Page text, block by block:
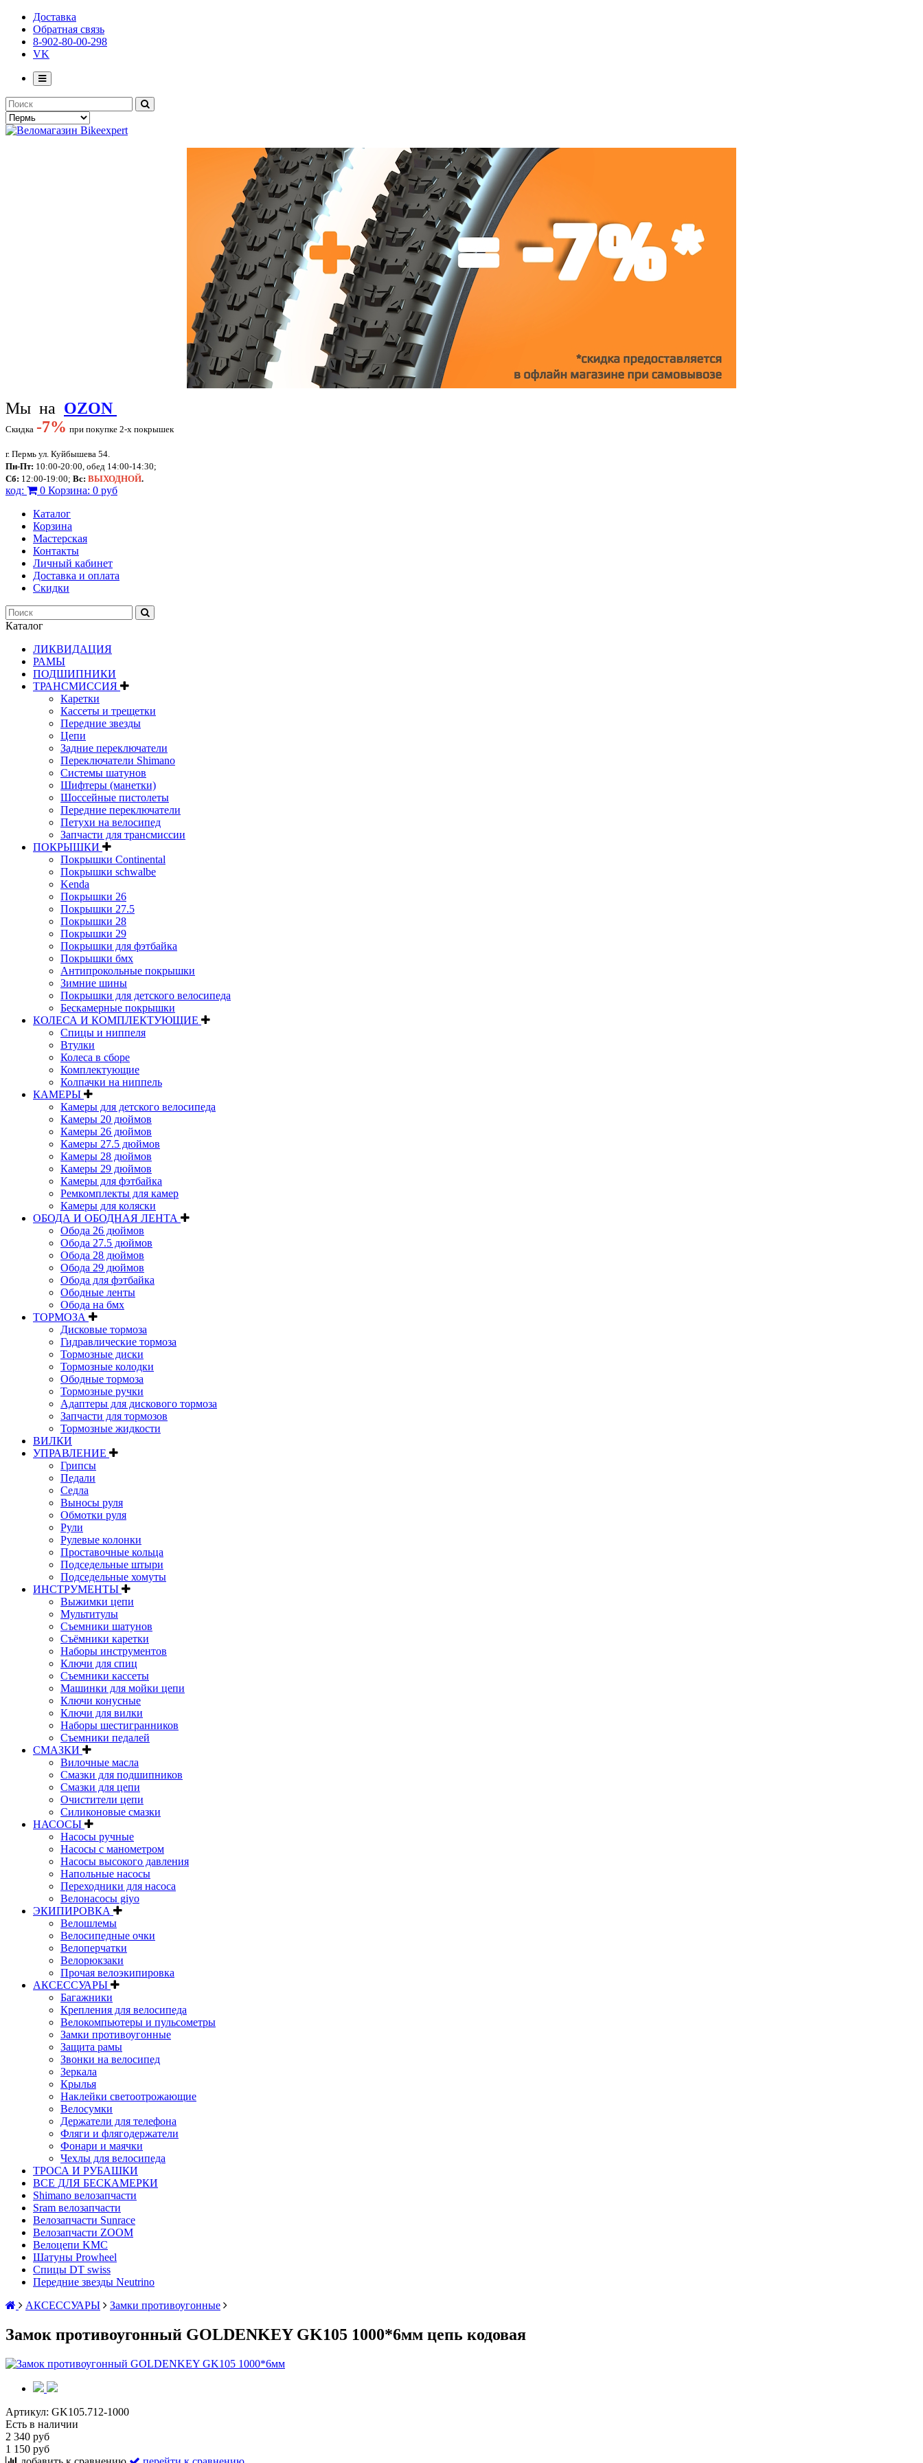
Доставка
Обратная связь
8-902-80-00-298
VK
Мы на OZON
Скидка -7% при покупке 2-х покрышек
г. Пермь ул. Куйбышева 54.
Пн-Пт: 10:00-20:00, обед 14:00-14:30;
Сб: 12:00-19:00; Вс: ВЫХОДНОЙ.
код: 0 Корзина: 0 руб
Каталог
Корзина
Мастерская
Контакты
Личный кабинет
Доставка и оплата
Скидки
Каталог
ЛИКВИДАЦИЯ
РАМЫ
ПОДШИПНИКИ
ТРАНСМИССИЯ
Каретки
Кассеты и трещетки
Передние звезды
Цепи
Задние переключатели
Переключатели Shimano
Системы шатунов
Шифтеры (манетки)
Шоссейные пистолеты
Передние переключатели
Петухи на велосипед
Запчасти для трансмиссии
ПОКРЫШКИ
Покрышки Continental
Покрышки schwalbe
Kenda
Покрышки 26
Покрышки 27.5
Покрышки 28
Покрышки 29
Покрышки для фэтбайка
Покрышки бмх
Антипрокольные покрышки
Зимние шины
Покрышки для детского велосипеда
Бескамерные покрышки
КОЛЕСА И КОМПЛЕКТУЮЩИЕ
Спицы и ниппеля
Втулки
Колеса в сборе
Комплектующие
Колпачки на ниппель
КАМЕРЫ
Камеры для детского велосипеда
Камеры 20 дюймов
Камеры 26 дюймов
Камеры 27.5 дюймов
Камеры 28 дюймов
Камеры 29 дюймов
Камеры для фэтбайка
Ремкомплекты для камер
Камеры для коляски
ОБОДА И ОБОДНАЯ ЛЕНТА
Обода 26 дюймов
Обода 27.5 дюймов
Обода 28 дюймов
Обода 29 дюймов
Обода для фэтбайка
Ободные ленты
Обода на бмх
ТОРМОЗА
Дисковые тормоза
Гидравлические тормоза
Тормозные диски
Тормозные колодки
Ободные тормоза
Тормозные ручки
Адаптеры для дискового тормоза
Запчасти для тормозов
Тормозные жидкости
ВИЛКИ
УПРАВЛЕНИЕ
Грипсы
Педали
Седла
Выносы руля
Обмотки руля
Рули
Рулевые колонки
Проставочные кольца
Подседельные штыри
Подседельные хомуты
ИНСТРУМЕНТЫ
Выжимки цепи
Мультитулы
Съемники шатунов
Съёмники каретки
Наборы инструментов
Ключи для спиц
Съемники кассеты
Машинки для мойки цепи
Ключи конусные
Ключи для вилки
Наборы шестигранников
Съемники педалей
СМАЗКИ
Вилочные масла
Смазки для подшипников
Смазки для цепи
Очистители цепи
Силиконовые смазки
НАСОСЫ
Насосы ручные
Насосы с манометром
Насосы высокого давления
Напольные насосы
Переходники для насоса
Велонасосы giyo
ЭКИПИРОВКА
Велошлемы
Велосипедные очки
Велоперчатки
Велорюкзаки
Прочая велоэкипировка
АКСЕССУАРЫ
Багажники
Крепления для велосипеда
Велокомпьютеры и пульсометры
Замки противоугонные
Защита рамы
Звонки на велосипед
Зеркала
Крылья
Наклейки светоотрожающие
Велосумки
Держатели для телефона
Фляги и флягодержатели
Фонари и маячки
Чехлы для велосипеда
ТРОСА И РУБАШКИ
ВСЕ ДЛЯ БЕСКАМЕРКИ
Shimano велозапчасти
Sram велозапчасти
Велозапчасти Sunrace
Велозапчасти ZOOM
Велоцепи KMC
Шатуны Prowheel
Спицы DT swiss
Передние звезды Neutrino
АКСЕССУАРЫ
Замки противоугонные
Замок противоугонный GOLDENKEY GK105 1000*6мм цепь кодовая
Артикул: GK105.712-1000
Есть в наличии
2 340 руб
1 150 руб